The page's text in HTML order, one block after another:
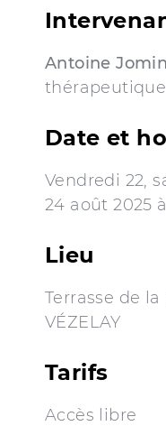
Antoine Jomin
thérapeutique
Date et
Vendredi 22,
24 août 2025
Lieu
Terrasse de
VÉZELAY
Tarifs
Accès libre